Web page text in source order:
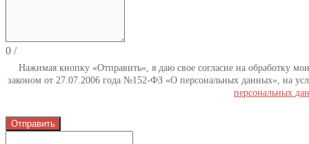
0 /
Нажимая кнопку «Отправить», я даю свое согласие на обработку
законом от 27.07.2006 года №152-ФЗ «О персональных данных», на
персональных
Отправить